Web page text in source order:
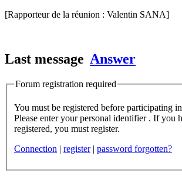
[Rapporteur de la réunion : Valentin SANA]
Last message Answer
Forum registration required
You must be registered before participating in this forum.
Please enter your personal identifier . If you have not yet
registered, you must register.
Connection | register | password forgotten?